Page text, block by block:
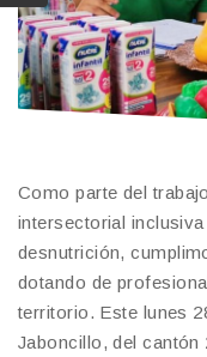
Como parte del
intersectorial
desnutrición,
dotando de
territorio. Este lunes
Jaboncillo, del cantón